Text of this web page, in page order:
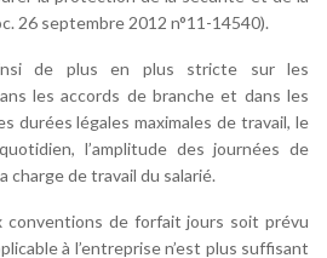
26 septembre 2012 n°11-14540).
de plus en plus stricte sur les
les accords de branche et dans les
durées légales maximales de travail, le
l’amplitude des journées de
charge de travail du salarié.
conventions de forfait jours soit prévu
à l’entreprise n’est plus suffisant